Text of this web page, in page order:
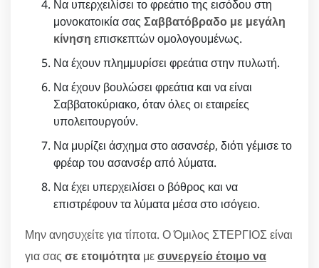
Να υπερχειλίσει το φρεάτιο της εισόδου στη
μονοκατοικία σας Σαββατόβραδο με μεγάλη
κίνηση επισκεπτών ομολογουμένως.
Να έχουν πλημμυρίσει φρεάτια στην πυλωτή.
Να έχουν βουλώσει φρεάτια και να είναι
Σαββατοκύριακο, όταν όλες οι εταιρείες
υπολειτουργούν.
Να μυρίζει άσχημα στο ασανσέρ, διότι γέμισε το
φρέαρ του ασανσέρ από λύματα.
Να έχει υπερχειλίσει ο βόθρος και να
επιστρέφουν τα λύματα μέσα στο ισόγειο.
Μην ανησυχείτε για τίποτα. Ο Όμιλος ΣΤΕΡΓΙΟΣ είναι
για σας σε ετοιμότητα μεσυνεργείο έτοιμο να